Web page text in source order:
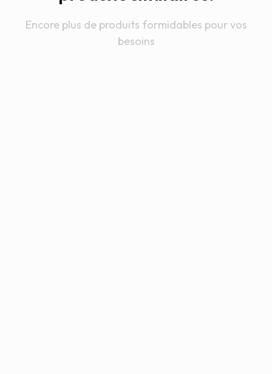
Encore plus de produits formidables pour vos
besoins